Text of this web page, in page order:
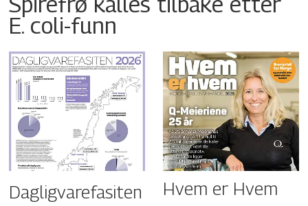
E. coli-funn
Dagligvarefasiten Hvem er Hvem